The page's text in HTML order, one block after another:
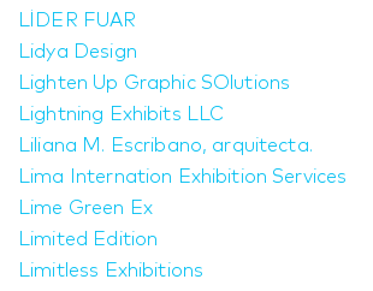
LİDER FUAR
Lidya Design
Lighten Up Graphic SOlutions
Lightning Exhibits LLC
Liliana M. Escribano, arquitecta.
Lima Internation Exhibition Services
Lime Green Ex
Limited Edition
Limitless Exhibitions